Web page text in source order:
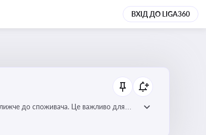
ВХІД ДО LIGA360
до споживача. Це важливо для
розвитку відновлюваних джерел